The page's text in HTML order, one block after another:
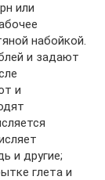
или
набойкой.
и задают
и
и другие;
глета и